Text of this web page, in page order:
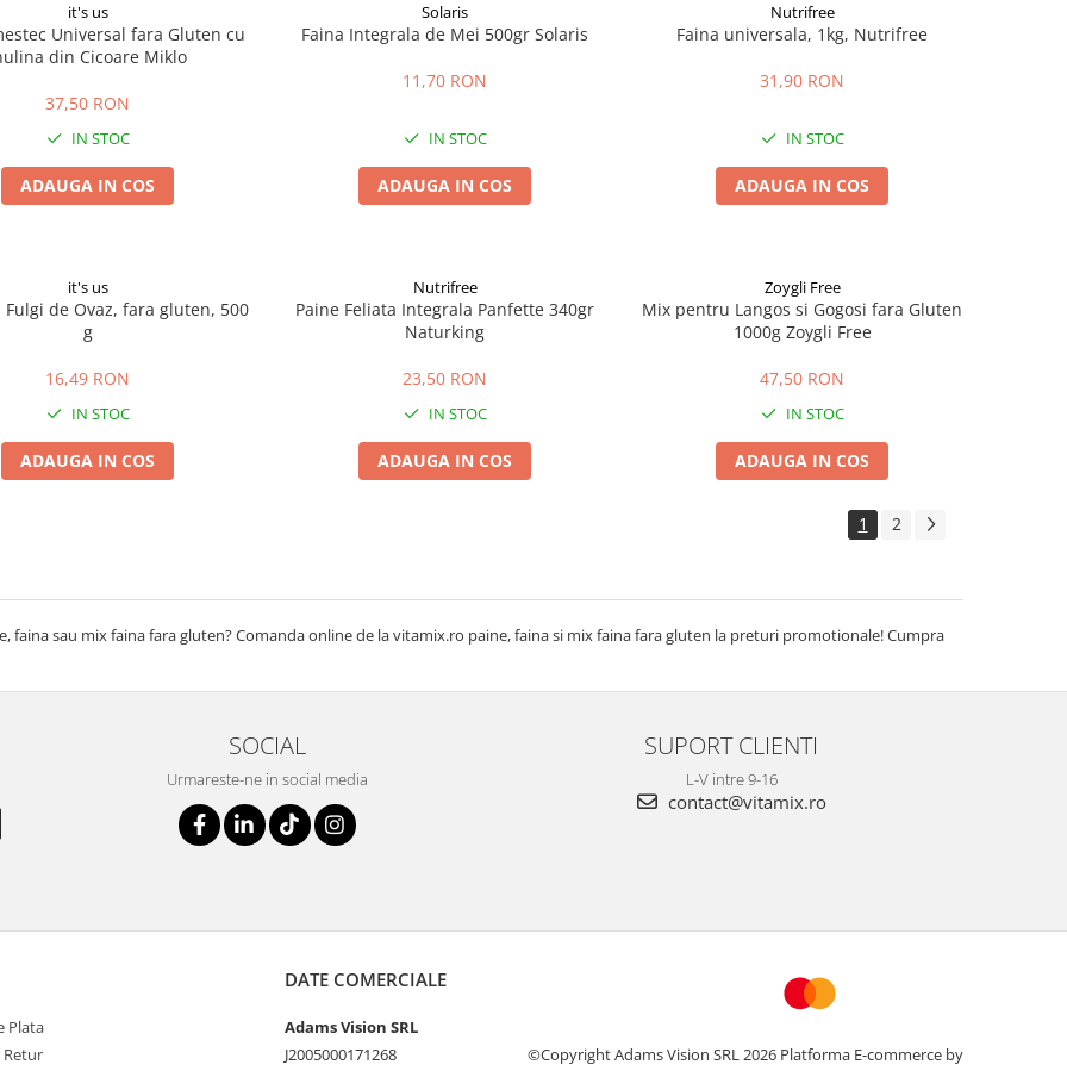
it's us
Universal fara Gluten cu
din Cicoare Miklo
37,50 RON
IN STOC
ADAUGA IN COS
Solaris
Faina Integrala de Mei 500gr Solaris
11,70 RON
IN STOC
ADAUGA IN COS
Nutrifree
Faina universala, 1kg, Nutrifree
31,90 RON
IN STOC
ADAUGA IN COS
it's us
Fulgi de Ovaz, fara gluten, 500
g
16,49 RON
IN STOC
ADAUGA IN COS
Nutrifree
Paine Feliata Integrala Panfette 340gr
Naturking
23,50 RON
IN STOC
ADAUGA IN COS
Zoygli Free
Mix pentru Langos si Gogosi fara Gluten
1000g Zoygli Free
47,50 RON
IN STOC
ADAUGA IN COS
1 2
faina sau mix faina fara gluten? Comanda online de la vitamix.ro paine, faina si mix faina fara gluten la preturi promotionale! Cumpra
SOCIAL
Urmareste-ne in social media
SUPORT CLIENTI
L-V intre 9-16
contact@vitamix.ro
Plata
Retur
DATE COMERCIALE
Adams Vision SRL
J2005000171268
©Copyright Adams Vision SRL 2026 Platforma E-commerce by